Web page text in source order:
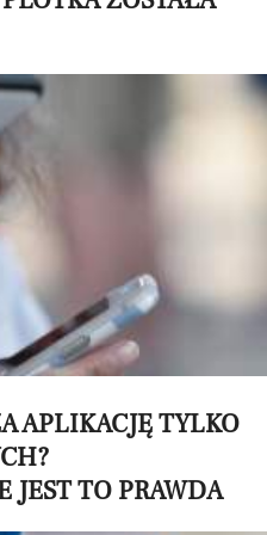
APLIKACJĘ TYLKO
JEST TO PRAWDA